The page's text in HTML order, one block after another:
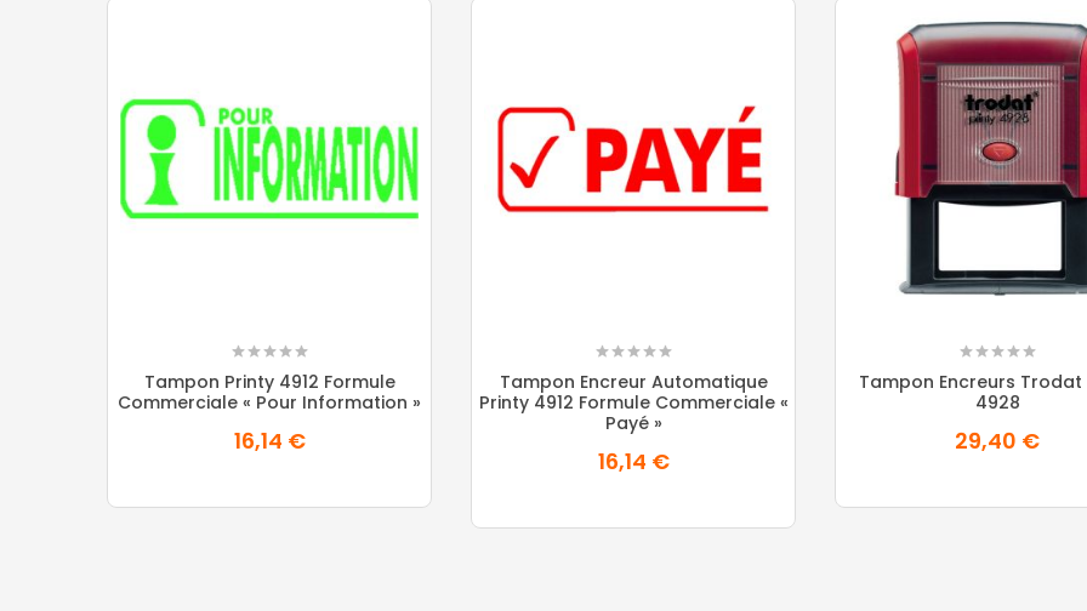
Tampon Printy 4912 Formule
Commerciale « Pour Information »
16,14 €
Tampon Encreur Automatique
Printy 4912 Formule Commerciale «
Payé »
16,14 €
Tampon Encreurs Trodat
4928
29,40 €